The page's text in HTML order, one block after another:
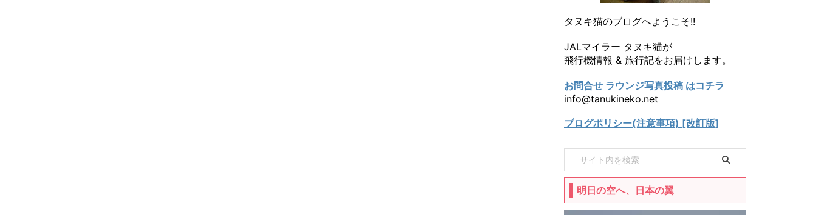
タヌキ猫のブログへようこそ!!
JALマイラー タヌキ猫が
飛行機情報 & 旅行記をお届けします。
お問合せ ラウンジ写真投稿 はコチラ
info@tanukineko.net
ブログポリシー(注意事項) [改訂版]
明日の空へ、日本の翼